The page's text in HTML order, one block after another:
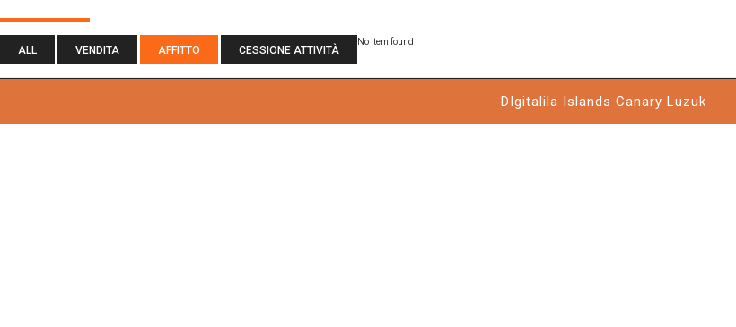
ALL VENDITA AFFITTO CESSIONE ATTIVITÀ
No item found
DIgitalila Islands Canary Luzuk